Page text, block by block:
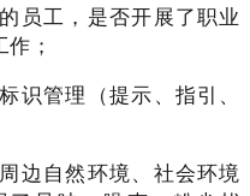
员工，是否开展了职业
；
识管理（提示、指引、
边自然环境、社会环境